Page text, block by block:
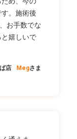
。施術後
お手数でな
嬉しいで
店 Megさま